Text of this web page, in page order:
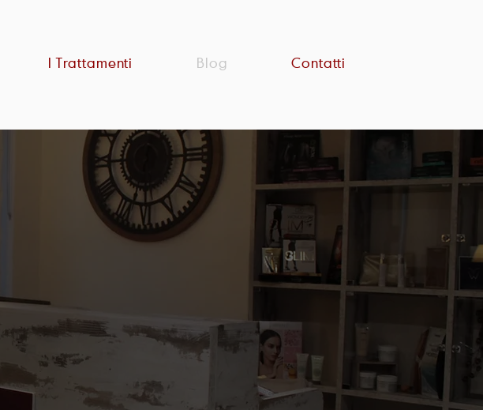
I Trattamenti Blog Contatti